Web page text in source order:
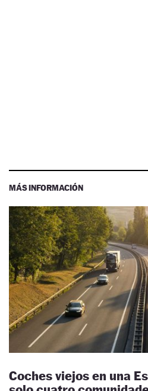
MÁS INFORMACIÓN
Coches viejos en una